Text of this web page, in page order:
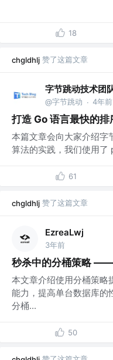
18
chgldhlj 赞了这篇文章
字节跳动技术团
@字节跳动 · 4年前
打造 Go 语言最快的排
本篇文章会向大家介绍字
算法的实践，我们使用了
61
chgldhlj 赞了这篇文章
EzreaLwj
3年前
秒杀中的分桶策略
本文章介绍使用分桶策略
能力，提高单台数据库的
分桶...
50